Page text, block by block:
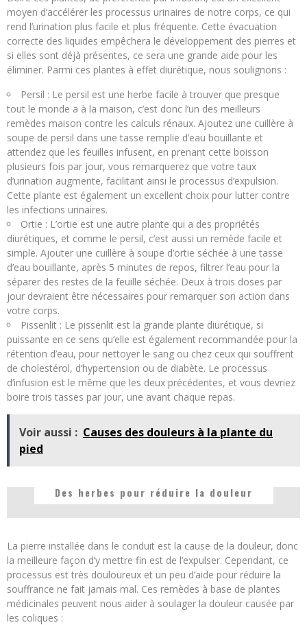
moyen d’accélérer les processus urinaires de notre corps, ce qui
rend l’urination plus facile et plus fréquente. Cette évacuation
correcte des liquides empêchera le développement des pierres et
si elles sont déjà présentes, ce sera une grande aide pour les
éliminer. Parmi ces plantes à effet diurétique, nous soulignons :
Persil : Le persil est une herbe facile à trouver que presque
tout le monde a à la maison, c’est donc l’un des meilleurs
remèdes maison contre les calculs rénaux. Ajoutez une cuillère à
soupe de persil dans une tasse remplie d’eau bouillante et
attendez que les feuilles infusent, en prenant cette boisson
plusieurs fois par jour, vous remarquerez que votre taux
d’urination augmente, facilitant ainsi le processus d’expulsion.
Cette plante est également un excellent choix pour lutter contre
les infections urinaires.
Ortie : L’ortie est une autre plante qui a des propriétés
diurétiques, et comme le persil, c’est aussi un remède facile et
simple. Ajouter une cuillère à soupe d’ortie séchée à une tasse
d’eau bouillante, après 5 minutes de repos, filtrer l’eau pour la
séparer des restes de la feuille séchée. Deux à trois doses par
jour devraient être nécessaires pour remarquer son action dans
votre corps.
Pissenlit : Le pissenlit est la grande plante diurétique, si
puissante en ce sens qu’elle est également recommandée pour la
rétention d’eau, pour nettoyer le sang ou chez ceux qui souffrent
de cholestérol, d’hypertension ou de diabète. Le processus
d’infusion est le même que les deux précédentes, et vous devriez
boire trois tasses par jour, une avant chaque repas.
Voir aussi : Causes des douleurs à la plante du
pied
Des herbes pour réduire la douleur
La pierre installée dans le conduit est la cause de la douleur, donc
la meilleure façon d’y mettre fin est de l’expulser. Cependant, ce
processus est très douloureux et un peu d’aide pour réduire la
souffrance ne fait jamais mal. Ces remèdes à base de plantes
médicinales peuvent nous aider à soulager la douleur causée par
les coliques :